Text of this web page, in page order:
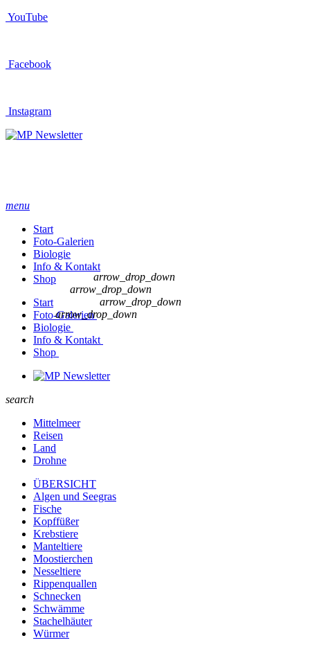
YouTube
Facebook
Instagram
Newsletter
menu
Start
Foto-Galerien
Biologie
Info & Kontakt
Shop
Start
Foto-Galerien
arrow_drop_down
Biologie
arrow_drop_down
Info & Kontakt
arrow_drop_down
Shop
arrow_drop_down
Newsletter
search
Mittelmeer
Reisen
Land
Drohne
ÜBERSICHT
Algen und Seegras
Fische
Kopffüßer
Krebstiere
Manteltiere
Moostierchen
Nesseltiere
Rippenquallen
Schnecken
Schwämme
Stachelhäuter
Würmer